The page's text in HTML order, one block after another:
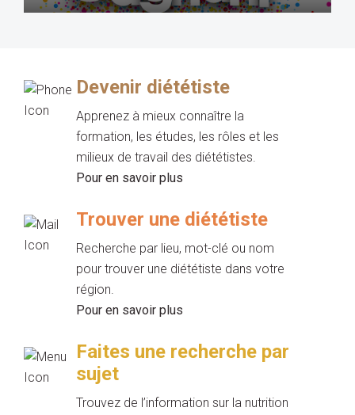
Devenir diététiste
Apprenez à mieux connaître la
formation, les études, les rôles et les
milieux de travail des diététistes.
Pour en savoir plus
Trouver une diététiste
Recherche par lieu, mot-clé ou nom
pour trouver une diététiste dans votre
région.
Pour en savoir plus
Faites une recherche par
sujet
Trouvez de l’information sur la nutrition